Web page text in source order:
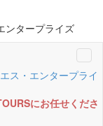
ンタープライズ
にお任せくださ